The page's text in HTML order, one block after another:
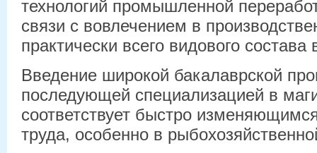
технологий промышленной
связи с вовлечением в
практически всего видового
Введение широкой бакалаврской
последующей специализацией в
соответствует быстро
труда, особенно в